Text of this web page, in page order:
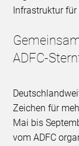
Infrastruktur
ADFC-
Zeichen für
Mai bis
vom ADFC